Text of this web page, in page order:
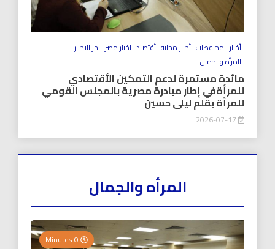
أخبار المحافظات أخبار محليه أقتصاد اخبار مصر اخر الاخبار
المرأه والجمال
مائدة مستمرة لدعم التمكين الأقتصادي
للمرأةفي إطار مبادرة مصرية بالمجلس القومي
للمرأة بقلم ليلى حسين
المرأه والجمال